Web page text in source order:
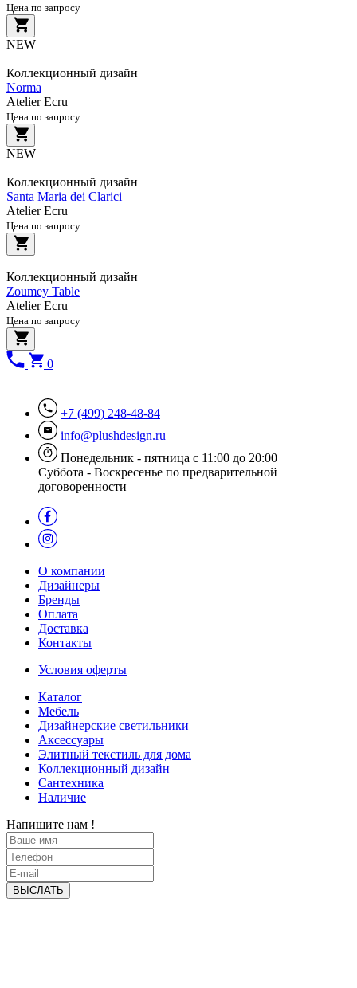
Цена по запросу
NEW
Коллекционный дизайн
Norma
Atelier Ecru
Цена по запросу
NEW
Коллекционный дизайн
Santa Maria dei Clarici
Atelier Ecru
Цена по запросу
Коллекционный дизайн
Zoumey Table
Atelier Ecru
Цена по запросу
0
+7 (499) 248-48-84
info@plushdesign.ru
Понедельник - пятница с 11:00 до 20:00
Суббота - Воскресенье по предварительной
договоренности
О компании
Дизайнеры
Бренды
Оплата
Доставка
Контакты
Условия оферты
Каталог
Мебель
Дизайнерские светильники
Аксессуары
Элитный текстиль для дома
Коллекционный дизайн
Сантехника
Наличие
Напишите нам !
ВЫСЛАТЬ